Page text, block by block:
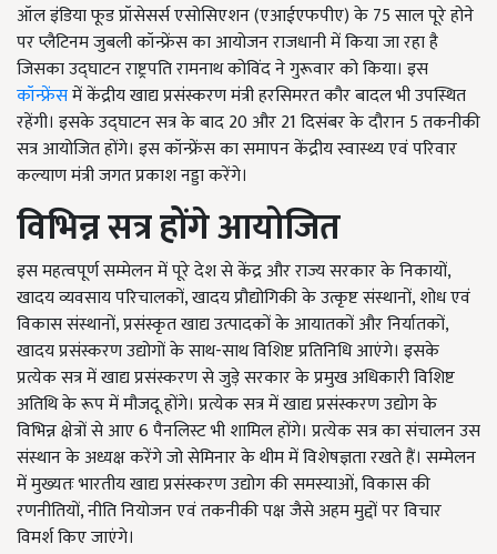
ऑल इंडिया फूड प्रॉसेसर्स एसोसिएशन (एआईएफपीए) के 75 साल पूरे होने
पर प्लैटिनम जुबली कॉन्फ्रेंस का आयोजन राजधानी में किया जा रहा है
जिसका उद्घाटन राष्ट्रपति रामनाथ कोविंद ने गुरूवार को किया। इस
कॉन्फ्रेंसमें केंद्रीय खाद्य प्रसंस्करण मंत्री हरसिमरत कौर बादल भी उपस्थित
रहेंगी। इसके उद्घाटन सत्र के बाद 20 और 21 दिसंबर के दौरान 5 तकनीकी
सत्र आयोजित होंगे। इस कॉन्फ्रेंस का समापन केंद्रीय स्वास्थ्य एवं परिवार
कल्याण मंत्री जगत प्रकाश नड्डा करेंगे।
विभिन्न सत्र होंगे आयोजित
इस महत्वपूर्ण सम्मेलन में पूरे देश से केंद्र और राज्य सरकार के निकायों,
खादय व्यवसाय परिचालकों, खादय प्रौद्योगिकी के उत्कृष्ट संस्थानों, शोध एवं
विकास संस्थानों, प्रसंस्कृत खाद्य उत्पादकों के आयातकों और निर्यातकों,
खादय प्रसंस्करण उद्योगों के साथ-साथ विशिष्ट प्रतिनिधि आएंगे। इसके
प्रत्येक सत्र में खाद्य प्रसंस्करण से जुड़े सरकार के प्रमुख अधिकारी विशिष्ट
अतिथि के रूप में मौजदू होंगे। प्रत्येक सत्र में खाद्य प्रसंस्करण उद्योग के
विभिन्न क्षेत्रों से आए 6 पैनलिस्ट भी शामिल होंगे। प्रत्येक सत्र का संचालन उस
संस्थान के अध्यक्ष करेंगे जो सेमिनार के थीम में विशेषज्ञता रखते हैं। सम्मेलन
में मुख्यतः भारतीय खाद्य प्रसंस्करण उद्योग की समस्याओं, विकास की
रणनीतियों, नीति नियोजन एवं तकनीकी पक्ष जैसे अहम मुद्दों पर विचार
विमर्श किए जाएंगे।